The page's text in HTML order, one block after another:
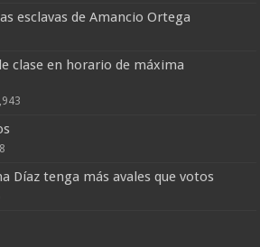
esclavas de Amancio Ortega
clase en horario de máxima
Díaz tenga más avales que votos